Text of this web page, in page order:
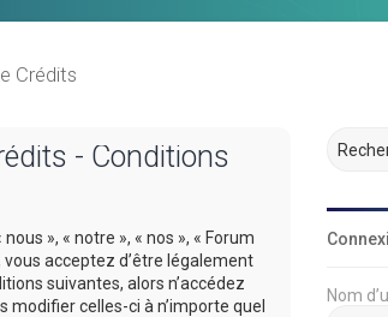
Crédits
- Conditions
», « notre », « nos », « Forum
acceptez d’être légalement
suivantes, alors n’accédez
celles-ci à n’importe quel
Nom